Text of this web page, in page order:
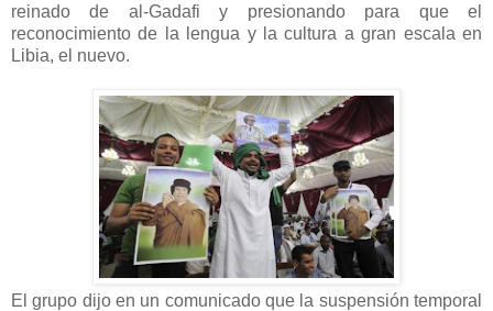
reinado de al-Gadafi y presionando para que el
reconocimiento de la lengua y la cultura a gran escala en
Libia, el nuevo.
El grupo dijo en un comunicado que la suspensión temporal